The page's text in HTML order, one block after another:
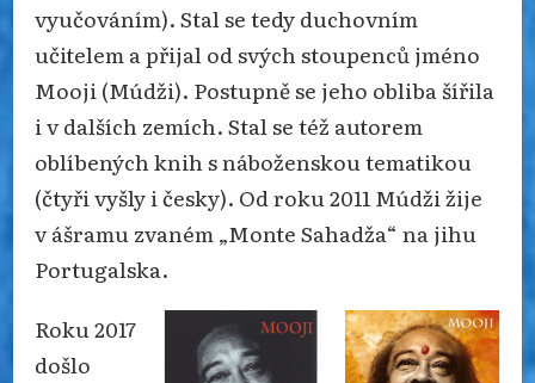
vyučováním). Stal se tedy duchovním
učitelem a přijal od svých stoupenců jméno
Mooji (Múdži). Postupně se jeho obliba šířila
i v dalších zemích. Stal se též autorem
oblíbených knih s náboženskou tematikou
(čtyři vyšly i česky). Od roku 2011 Múdži žije
v ášramu zvaném „Monte Sahadža“ na jihu
Portugalska.
Roku 2017
došlo